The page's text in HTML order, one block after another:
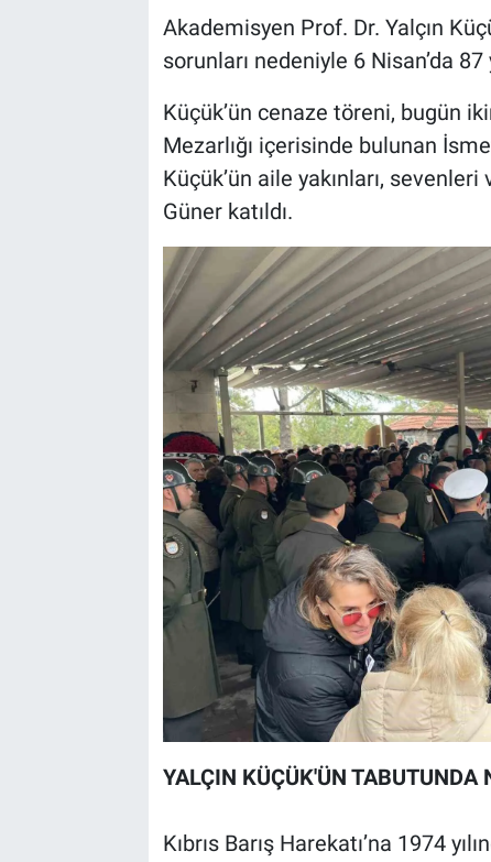
Akademisyen Prof. Dr. Yalçın
sorunları nedeniyle 6 Nisan’da 87
Küçük’ün cenaze töreni, bugün
Mezarlığı içerisinde bulunan
Küçük’ün aile yakınları,
Güner katıldı.
YALÇIN KÜÇÜK'ÜN TABUTUNDA
Kıbrıs Barış Harekatı’na 1974